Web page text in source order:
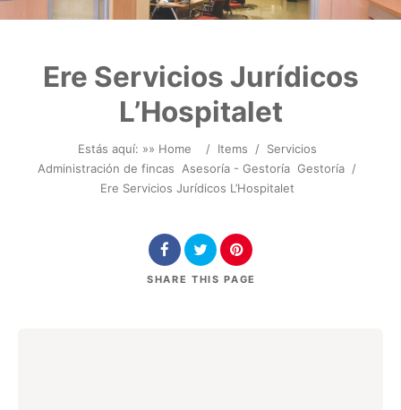
Ere Servicios Jurídicos
L’Hospitalet
Estás aquí: »» Home / Items / Servicios
Administración de fincas Asesoría - Gestoría Gestoría /
Ere Servicios Jurídicos L’Hospitalet
SHARE THIS PAGE